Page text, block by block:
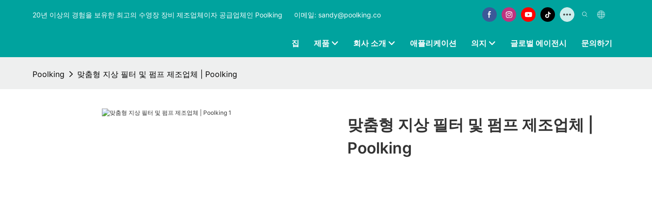
20년 이상의 경험을 보유한 최고의 수영장 장비 제조업체이자 공급업체인 Poolking 이메일: sandy@poolking.co
집 제품 회사 소개 애플리케이션 의지 글로벌 에이전시 문의하기
Poolking 맞춤형 지상 필터 및 펌프 제조업체 | Poolking
맞춤형 지상 필터 및 펌프 제조업체 |
Poolking